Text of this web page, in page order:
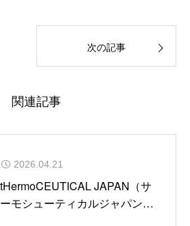
次の記事
関連記事
2026.04.21
tHermoCEUTICAL JAPAN（サ
ーモシューティカルジャパン）